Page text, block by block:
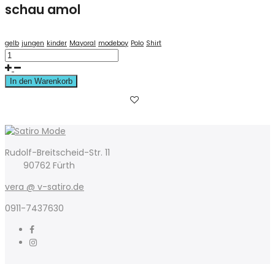
schau amol
gelb jungen kinder Mayoral modeboy Polo Shirt
In den Warenkorb
Rudolf-Breitscheid-Str. 11
90762 Fürth
vera @ v-satiro.de
0911-7437630